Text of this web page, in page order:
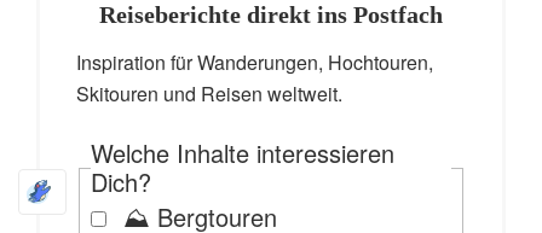
Reiseberichte direkt ins Postfach
Inspiration für Wanderungen, Hochtouren,
Skitouren und Reisen weltweit.
Welche Inhalte interessieren
Dich?
⛰️ Bergtouren